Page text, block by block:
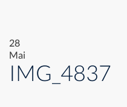
28
Mai
IMG_4837